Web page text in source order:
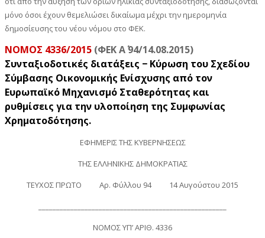
μόνο όσοι έχουν θεμελιώσει δικαίωμα μέχρι την ημερομηνία
δημοσίευσης του νέου νόμου στο ΦΕΚ.
ΝOMOΣ 4336/2015 (ΦΕΚ Α΄ 94/14.08.2015)
Συνταξιοδοτικές διατάξεις − Κύρωση του Σχεδίου
Σύμβασης Οικονομικής Ενίσχυσης από τον
Ευρωπαϊκό Μηχανισμό Σταθερότητας και
ρυθμίσεις για την υλοποίηση της Συμφωνίας
Χρηματοδότησης.
ΕΦΗΜΕΡΙΣ ΤΗΣ ΚΥΒΕΡΝΗΣΕΩΣ
ΤΗΣ ΕΛΛΗΝΙΚΗΣ ΔΗΜΟΚΡΑΤΙΑΣ
ΤΕΥΧΟΣ ΠΡΩΤΟ Αρ. Φύλλου 94 14 Αυγούστου 2015
ΝOMOΣ ΥΠ’ ΑΡΙΘ. 4336